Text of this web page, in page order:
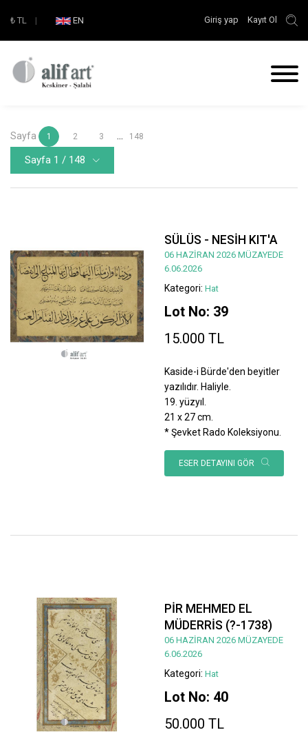
₺ TL | EN Giriş yap Kayıt Ol
Sayfa 1 2 3 148
Sayfa 1 / 148
SÜLÜS - NESİH KIT'A
06 HAZİRAN 2026 MÜZAYEDE
6.06.2026
Kategori: Hat
Lot No: 39
15.000 TL
Kaside-i Bürde'den beyitler
yazılıdır. Haliyle.
19. yüzyıl.
21 x 27 cm.
* Şevket Rado Koleksiyonu.
ESER DETAYINI GÖR
PİR MEHMED EL
MÜDERRİS (?-1738)
06 HAZİRAN 2026 MÜZAYEDE
6.06.2026
Kategori: Hat
Lot No: 40
50.000 TL